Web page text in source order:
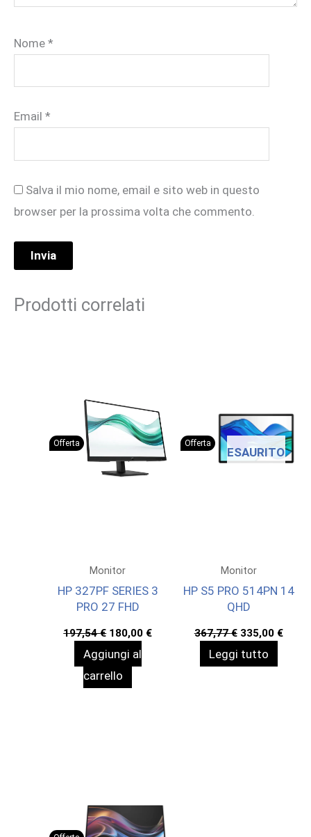
Nome *
Email *
Salva il mio nome, email e sito web in questo
browser per la prossima volta che commento.
Prodotti correlati
Offerta
Monitor
HP 327PF SERIES 3
PRO 27 FHD
197,54€ Il
prezzo
originale
197,54 €.
180,00 €Il
prezzo
Aggiungi al
carrello
Offerta
ESAURITO
Monitor
HP S5 PRO 514PN 14
QHD
367,77€ Il
prezzo
originale
era:
335,00 €Il
Leggi tutto